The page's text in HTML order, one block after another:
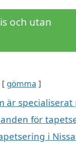
och utan
gömma
är
för
i